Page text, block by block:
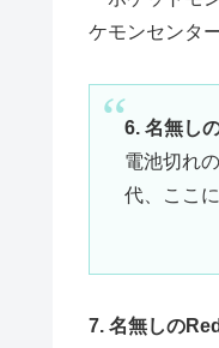
ケモンセンタ
6. 名無し
電池切れ
代、ここ
7. 名無しの